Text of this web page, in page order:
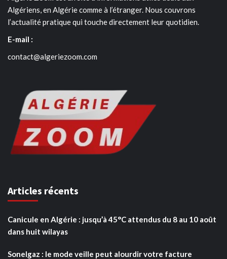
Algériens, en Algérie comme à l’étranger. Nous couvrons
l’actualité pratique qui touche directement leur quotidien.
E-mail :
contact@algeriezoom.com
Articles récents
Canicule en Algérie : jusqu’à 45°C attendus du 8 au 10 août
dans huit wilayas
Sonelgaz : le mode veille peut alourdir votre facture